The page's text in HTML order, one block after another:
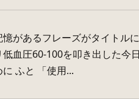
があるフレーズがタイトル
血圧60-100を叩き出した今
ふと 「使用...